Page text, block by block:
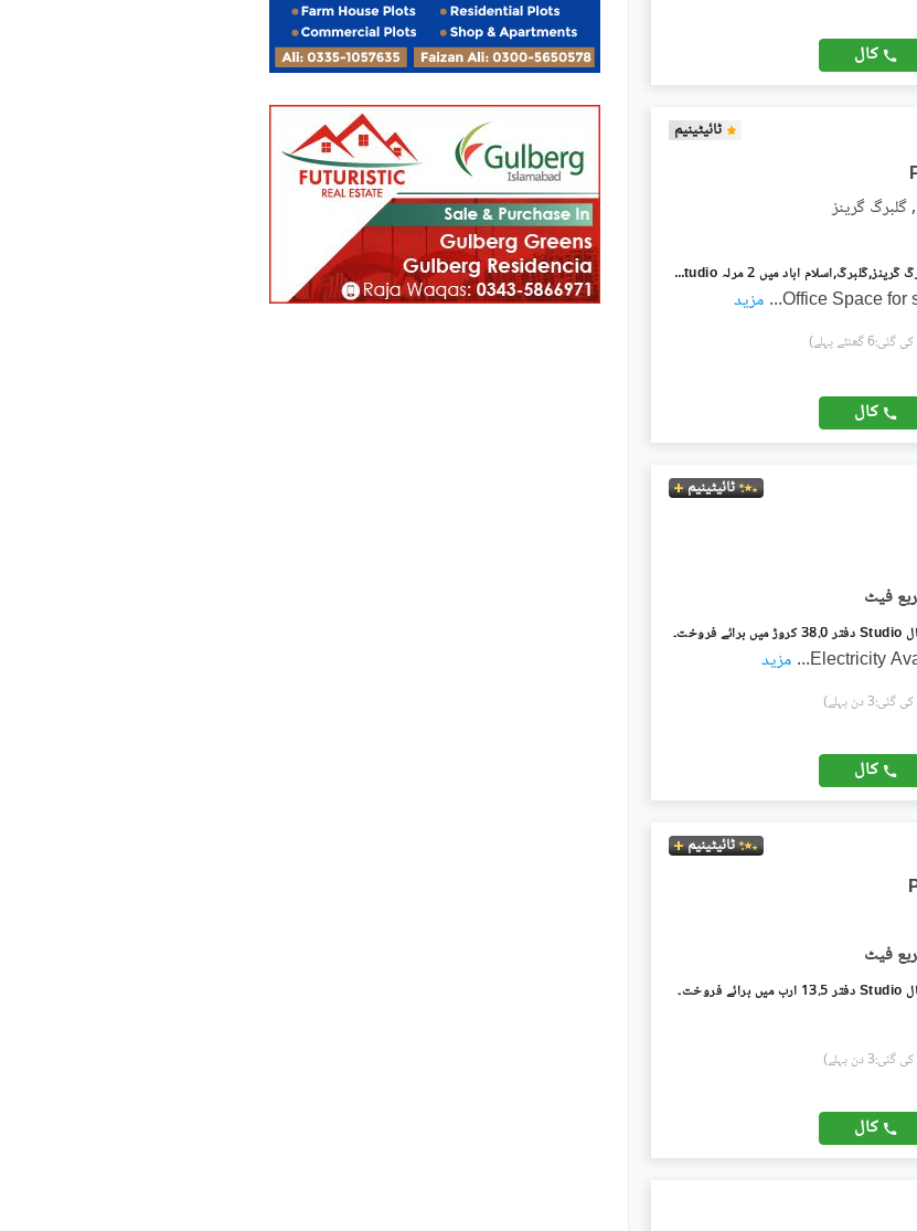
کال
ٹائیٹینیم
گلبرگ گرینز
گلبرگ گرینز ۔ بلاک بی گلبرگ گرینز,گلبرگ,اسلام آباد میں 2 مرلہ Studio دفتر 1.65 کروڑ میں برائے فروخت۔
Office Space for
... مزید
گھنٹے پہلے)
کال
ٹائیٹینیم
... مزید
دن پہلے)
کال
ٹائیٹینیم
دن پہلے)
کال